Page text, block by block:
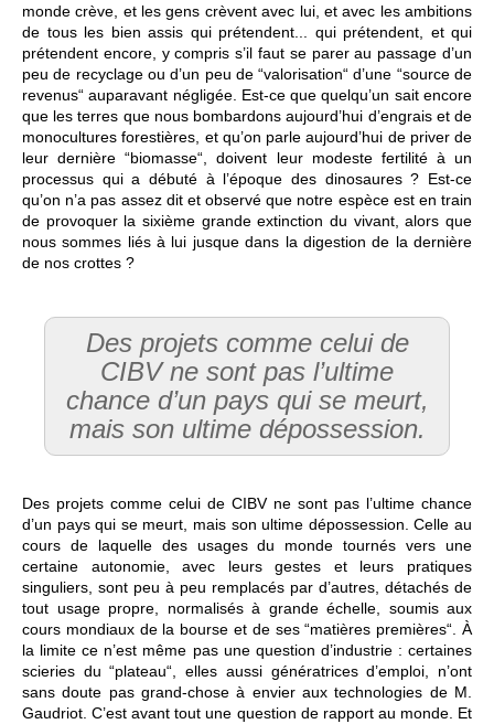
monde crève, et les gens crèvent avec lui, et avec les ambitions
de tous les bien assis qui prétendent... qui prétendent, et qui
prétendent encore, y compris s’il faut se parer au passage d’un
peu de recyclage ou d’un peu de “valorisation“ d’une “source de
revenus“ auparavant négligée. Est-ce que quelqu’un sait encore
que les terres que nous bombardons aujourd’hui d’engrais et de
monocultures forestières, et qu’on parle aujourd’hui de priver de
leur dernière “biomasse“, doivent leur modeste fertilité à un
processus qui a débuté à l’époque des dinosaures ? Est-ce
qu’on n’a pas assez dit et observé que notre espèce est en train
de provoquer la sixième grande extinction du vivant, alors que
nous sommes liés à lui jusque dans la digestion de la dernière
de nos crottes ?
Des projets comme celui de
CIBV ne sont pas l’ultime
chance d’un pays qui se meurt,
mais son ultime dépossession.
Des projets comme celui de CIBV ne sont pas l’ultime chance
d’un pays qui se meurt, mais son ultime dépossession. Celle au
cours de laquelle des usages du monde tournés vers une
certaine autonomie, avec leurs gestes et leurs pratiques
singuliers, sont peu à peu remplacés par d’autres, détachés de
tout usage propre, normalisés à grande échelle, soumis aux
cours mondiaux de la bourse et de ses “matières premières“. À
la limite ce n’est même pas une question d’industrie : certaines
scieries du “plateau“, elles aussi génératrices d’emploi, n’ont
sans doute pas grand-chose à envier aux technologies de M.
Gaudriot. C’est avant tout une question de rapport au monde. Et